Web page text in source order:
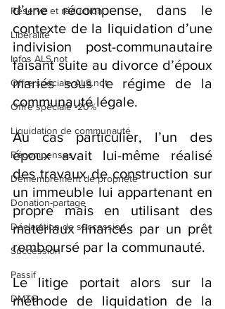
Réserve et réduction
Libéralité
Infos ALS.not
Offre spéciale ALS.not
Offre spéciale -20%
Liquidation de communauté
Récompenses
Démembrement de propriété
Donation-partage
Déclaration de succession
Succession
Passif
DMTG
d’une récompense, dans le
contexte de la liquidation d’une
indivision post-communautaire
faisant suite au divorce d’époux
mariés sous le régime de la
communauté légale.
Au cas particulier, l’un des
époux avait lui-même réalisé
des travaux de construction sur
un immeuble lui appartenant en
propre mais en utilisant des
matériaux financés par un prêt
remboursé par la communauté.
Le litige portait alors sur la
méthode de liquidation de la